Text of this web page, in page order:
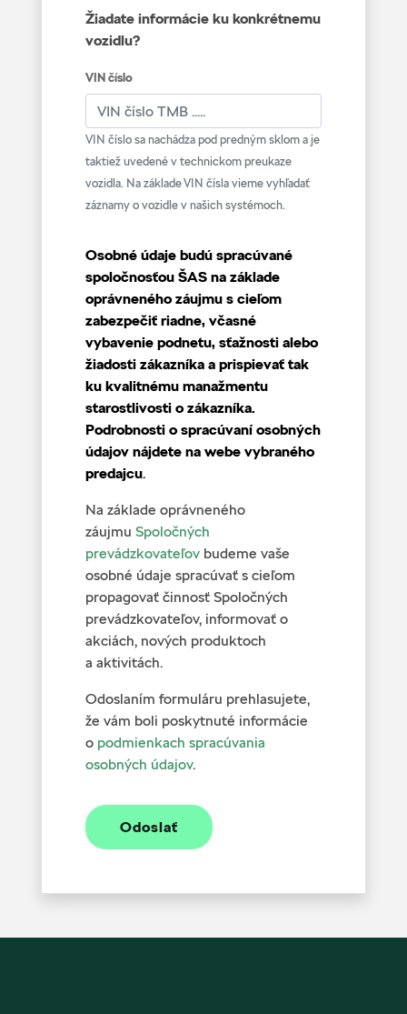
Žiadate informácie ku konkrétnemu
vozidlu?
VIN číslo
VIN číslo sa nachádza pod predným sklom a je
taktiež uvedené v technickom preukaze
vozidla. Na základe VIN čísla vieme vyhľadať
záznamy o vozidle v našich systémoch.
Osobné údaje budú spracúvané
spoločnosťou ŠAS na základe
oprávneného záujmu s cieľom
zabezpečiť riadne, včasné
vybavenie podnetu, sťažnosti alebo
žiadosti zákazníka a prispievať tak
ku kvalitnému manažmentu
starostlivosti o zákazníka.
Podrobnosti o spracúvaní osobných
údajov nájdete na webe vybraného
predajcu.
Na základe oprávneného
záujmu Spoločných
prevádzkovateľov budeme vaše
osobné údaje spracúvať s cieľom
propagovať činnosť Spoločných
prevádzkovateľov, informovať o
akciách, nových produktoch
a aktivitách.
Odoslaním formuláru prehlasujete,
že vám boli poskytnuté informácie
o podmienkach spracúvania
osobných údajov.
Odoslať